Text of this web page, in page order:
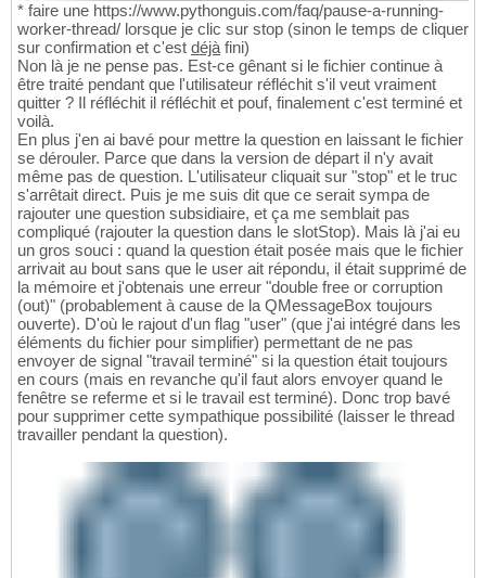
* faire une https://www.pythonguis.com/faq/pause-a-running-
worker-thread/ lorsque je clic sur stop (sinon le temps de cliquer
sur confirmation et c'est déjàfini)
Non là je ne pense pas. Est-ce gênant si le fichier continue à
être traité pendant que l'utilisateur réfléchit s'il veut vraiment
quitter ? Il réfléchit il réfléchit et pouf, finalement c'est terminé et
voilà.
En plus j'en ai bavé pour mettre la question en laissant le fichier
se dérouler. Parce que dans la version de départ il n'y avait
même pas de question. L'utilisateur cliquait sur "stop" et le truc
s'arrêtait direct. Puis je me suis dit que ce serait sympa de
rajouter une question subsidiaire, et ça me semblait pas
compliqué (rajouter la question dans le slotStop). Mais là j'ai eu
un gros souci : quand la question était posée mais que le fichier
arrivait au bout sans que le user ait répondu, il était supprimé de
la mémoire et j'obtenais une erreur "double free or corruption
(out)" (probablement à cause de la QMessageBox toujours
ouverte). D'où le rajout d'un flag "user" (que j'ai intégré dans les
éléments du fichier pour simplifier) permettant de ne pas
envoyer de signal "travail terminé" si la question était toujours
en cours (mais en revanche qu'il faut alors envoyer quand le
fenêtre se referme et si le travail est terminé). Donc trop bavé
pour supprimer cette sympathique possibilité (laisser le thread
travailler pendant la question).